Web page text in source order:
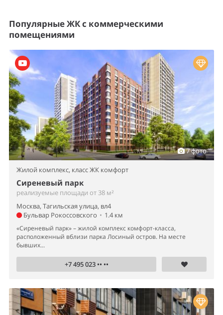
Популярные ЖК с коммерческими
помещениями
7 фото
Жилой комплекс, класс ЖК комфорт
Сиреневый парк
реализуемые площади от 38 м²
Москва, Тагильская улица, вл4
Бульвар Рокоссовского • 1.4 км
«Сиреневый парк» – жилой комплекс комфорт-класса,
расположенный вблизи парка Лосиный остров. На месте
бывших...
+7 495 023 •• ••